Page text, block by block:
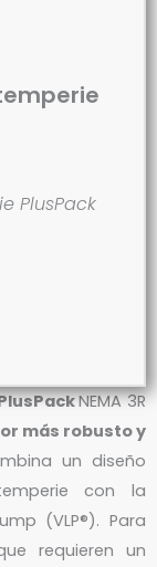
PlusPack
NEMA 3R
más robusto y
un diseño
con la
(VLP®). Para
requieren un